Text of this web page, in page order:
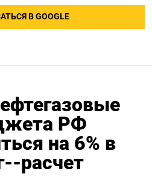
В GOOGLE
РФ
на 6% в
расчет